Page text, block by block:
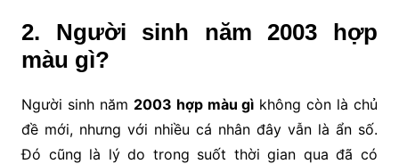
2. Người sinh năm 2003 hợp
màu gì?
Người sinh năm 2003 hợp màu gì không còn là chủ
đề mới, nhưng với nhiều cá nhân đây vẫn là ẩn số.
Đó cũng là lý do trong suốt thời gian qua đã có